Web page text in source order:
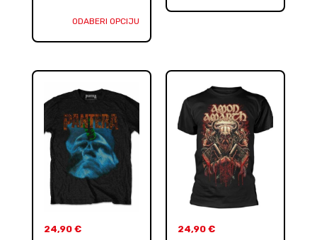
ODABERI OPCIJU
24,90 € 24,90 €